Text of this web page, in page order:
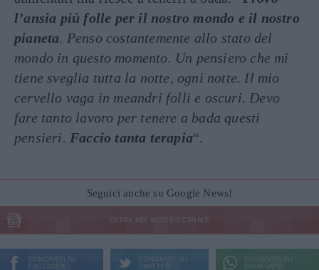
l’ansia più folle per il nostro mondo e il nostro
pianeta. Penso costantemente allo stato del
mondo in questo momento. Un pensiero che mi
tiene sveglia tutta la notte, ogni notte. Il mio
cervello vaga in meandri folli e oscuri. Devo
fare tanto lavoro per tenere a bada questi
pensieri. Faccio tanta terapia“.
Seguici anche su Google News!
ENTRA NEL NOSTRO CANALE
CONDIVIDI SU
FACEBOOK
CONDIVIDI SU
TWITTER
CONDIVIDI SU
WHATSAPP